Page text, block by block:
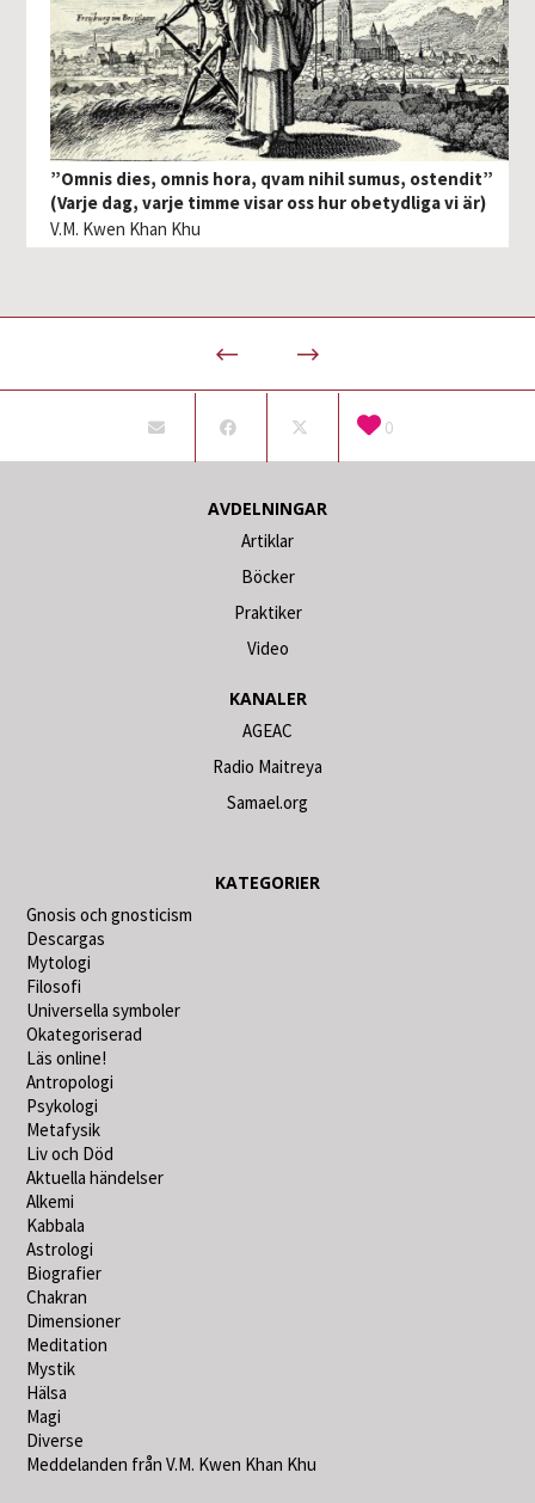
”Omnis dies, omnis hora, qvam nihil sumus, ostendit”
(Varje dag, varje timme visar oss hur obetydliga vi är)
V.M. Kwen Khan Khu
0
AVDELNINGAR
Artiklar
Böcker
Praktiker
Video
KANALER
AGEAC
Radio Maitreya
Samael.org
KATEGORIER
Gnosis och gnosticism
Descargas
Mytologi
Filosofi
Universella symboler
Okategoriserad
Läs online!
Antropologi
Psykologi
Metafysik
Liv och Död
Aktuella händelser
Alkemi
Kabbala
Astrologi
Biografier
Chakran
Dimensioner
Meditation
Mystik
Hälsa
Magi
Diverse
Meddelanden från V.M. Kwen Khan Khu